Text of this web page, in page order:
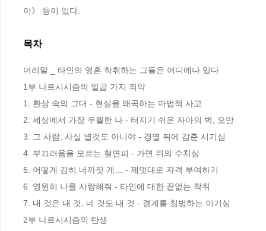
이》 등이 있다.
목차
머리말 _ 타인의 영혼 착취하는 그들은 어디에나 있다
1부 나르시시즘의 일곱 가지 죄악
1. 환상 속의 그대 - 현실을 왜곡하는 마법적 사고
2. 세상에서 가장 우월한 나 - 터지기 쉬운 자아의 벽, 오만
3. 그 사람, 사실 별것도 아니야 - 경멸 뒤에 감춘 시기심
4. 부끄러움을 모르는 철면피 - 가면 뒤의 수치심
5. 어떻게 감히 네까짓 게… - 제멋대로 자격 부여하기
6. 영원히 나를 사랑해줘 - 타인에 대한 끝없는 착취
7. 내 것은 내 것, 네 것도 내 것 - 경계를 침범하는 이기심
2부 나르시시즘의 탄생